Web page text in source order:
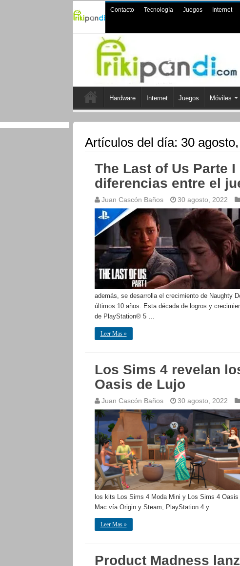
Contacto Tecnología Juegos Internet
Hardware Internet Juegos Móviles
Artículos del día: 30
The Last of Us Parte
diferencias entre el
Juan Cascón Baños 30 agosto, 2022
además, se desarrolla el crecimiento de Naughty
últimos 10 años. Esta década de logros y
de PlayStation® 5 …
Leer Mas »
Los Sims 4 revelan
Oasis de Lujo
Juan Cascón Baños 30 agosto, 2022
los kits Los Sims 4 Moda Mini y Los Sims 4
Mac vía Origin y Steam, PlayStation 4 y …
Leer Mas »
Product Madness